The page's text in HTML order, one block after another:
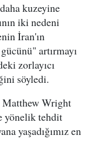
kuzeyine
iki nedeni
İran'ın
artırmayı
zorlayıcı
söyledi.
Wright
yönelik tehdit
yaşadığımız en